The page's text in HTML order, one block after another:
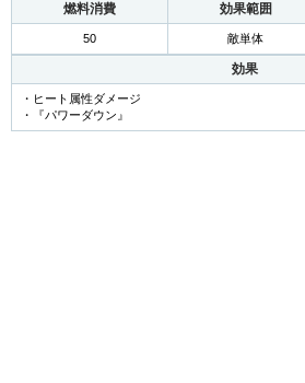
燃料消費 効果範囲
50 敵単体
効果
・ヒート属性ダメージ
・『パワーダウン』